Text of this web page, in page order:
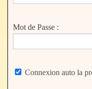
Se connecter
S'inscrire
Mot de Passe :
Connexion auto la